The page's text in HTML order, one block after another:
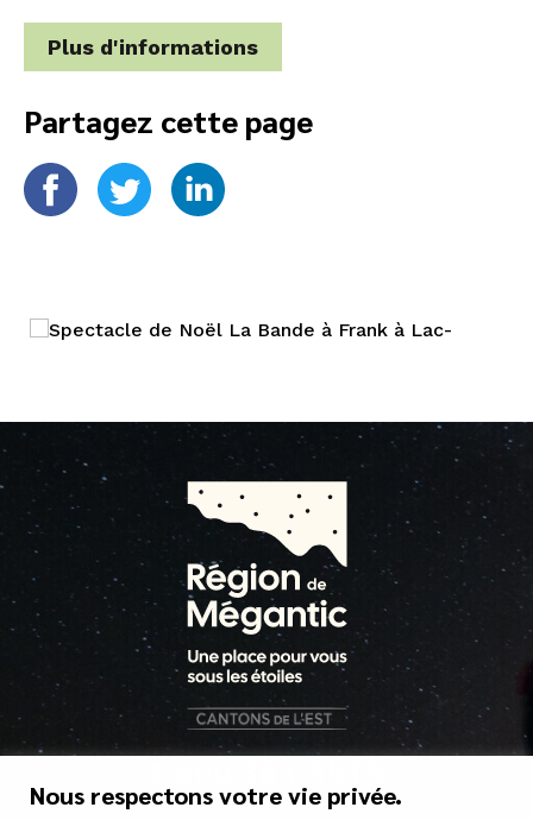
Plus d'informations
Partagez cette page
1 800 363-5515
tourisme@mrcgranit.qc.ca
Nous respectons votre vie privée.